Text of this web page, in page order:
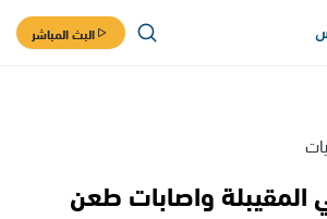
البث المباشر
المقيبلة واصابات طعن